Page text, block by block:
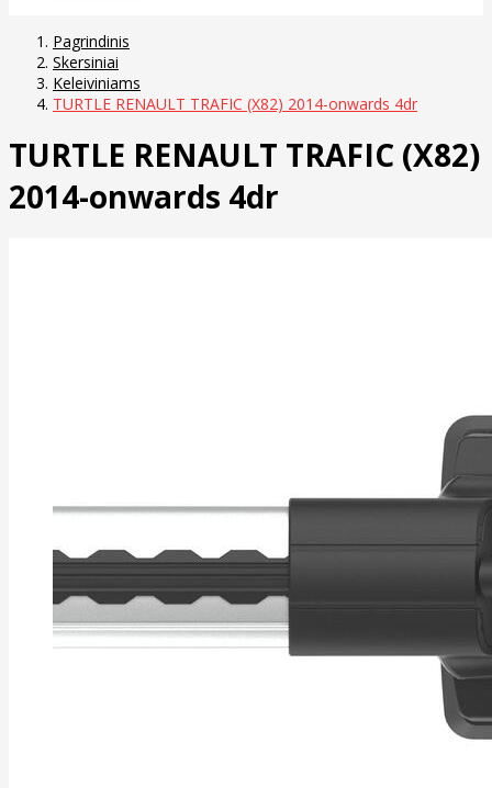
Pagrindinis
Skersiniai
Keleiviniams
TURTLE RENAULT TRAFIC (X82) 2014-onwards 4dr
TURTLE RENAULT TRAFIC (X82)
2014-onwards 4dr